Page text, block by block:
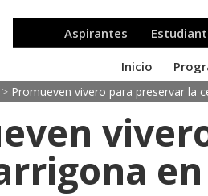
> Promueven vivero para preservar la